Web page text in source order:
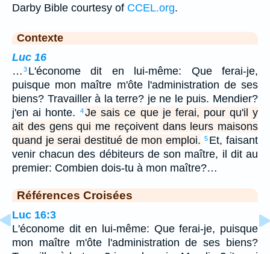
Darby Bible courtesy of CCEL.org.
Contexte
Luc 16
… 3 L'économe dit en lui-même: Que ferai-je,
puisque mon maître m'ôte l'administration de ses
biens? Travailler à la terre? je ne le puis. Mendier?
j'en ai honte.
4Je sais ce que je ferai, pour qu'il y
ait des gens qui me reçoivent dans leurs maisons
quand je serai destitué de mon emploi.
5 Et, faisant
venir chacun des débiteurs de son maître, il dit au
premier: Combien dois-tu à mon maître?…
Références Croisées
Luc 16:3
L'économe dit en lui-même: Que ferai-je, puisque
mon maître m'ôte l'administration de ses biens?